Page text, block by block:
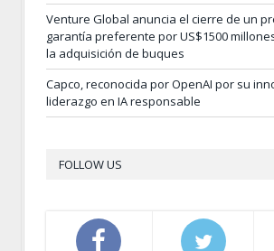
Venture Global anuncia el cierre de un
garantía preferente por US$1500
la adquisición de buques
Capco, reconocida por OpenAI por su
liderazgo en IA responsable
FOLLOW US